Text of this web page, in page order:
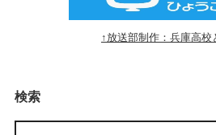
↑放送部制作：兵庫高校
検索